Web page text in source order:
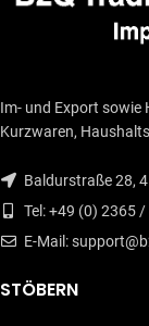
Im- und Export sowie
Kurzwaren,
Baldurstraße 28,
Tel: +49 (0) 2365 /
E-Mail:
STÖBERN